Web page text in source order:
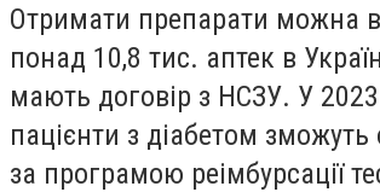
Отримати препарати можна в
понад 10,8 тис. аптек в
мають договір з НСЗУ. У 2023
пацієнти з діабетом
за програмою реімбурсації